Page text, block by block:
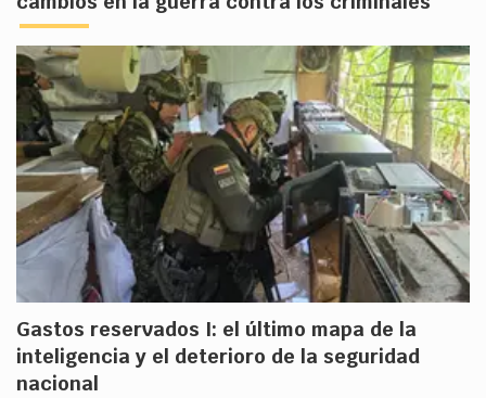
Gastos reservados I: el último mapa de la
inteligencia y el deterioro de la seguridad
nacional